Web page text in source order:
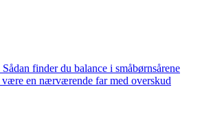
finder du balance i småbørnsårene
en nærværende far med overskud